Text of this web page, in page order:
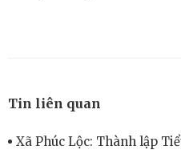
Tin liên quan
Xã Phúc Lộc: Thành lập